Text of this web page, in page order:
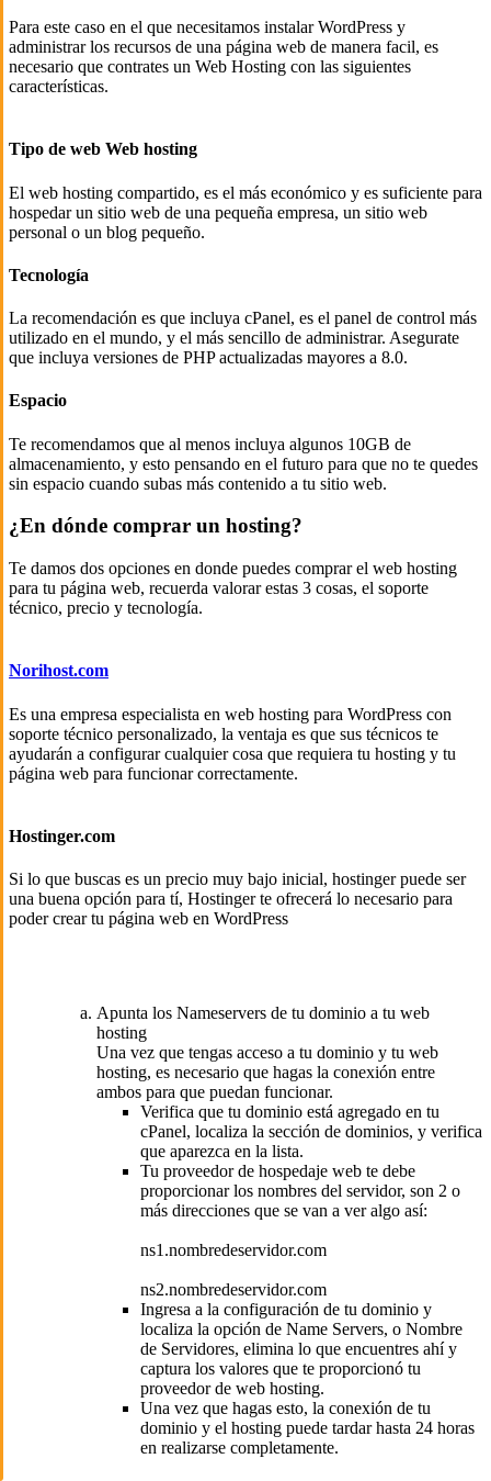
Para este caso en el que necesitamos instalar WordPress y
administrar los recursos de una página web de manera facil, es
necesario que contrates un Web Hosting con las siguientes
características.
Tipo de web Web hosting
El web hosting compartido, es el más económico y es suficiente para
hospedar un sitio web de una pequeña empresa, un sitio web
personal o un blog pequeño.
Tecnología
La recomendación es que incluya cPanel, es el panel de control más
utilizado en el mundo, y el más sencillo de administrar. Asegurate
que incluya versiones de PHP actualizadas mayores a 8.0.
Espacio
Te recomendamos que al menos incluya algunos 10GB de
almacenamiento, y esto pensando en el futuro para que no te quedes
sin espacio cuando subas más contenido a tu sitio web.
¿En dónde comprar un hosting?
Te damos dos opciones en donde puedes comprar el web hosting
para tu página web, recuerda valorar estas 3 cosas, el soporte
técnico, precio y tecnología.
Norihost.com
Es una empresa especialista en web hosting para WordPress con
soporte técnico personalizado, la ventaja es que sus técnicos te
ayudarán a configurar cualquier cosa que requiera tu hosting y tu
página web para funcionar correctamente.
Hostinger.com
Si lo que buscas es un precio muy bajo inicial, hostinger puede ser
una buena opción para tí, Hostinger te ofrecerá lo necesario para
poder crear tu página web en WordPress
Apunta los Nameservers de tu dominio a tu web
hosting
Una vez que tengas acceso a tu dominio y tu web
hosting, es necesario que hagas la conexión entre
ambos para que puedan funcionar.
Verifica que tu dominio está agregado en tu
cPanel, localiza la sección de dominios, y verifica
que aparezca en la lista.
Tu proveedor de hospedaje web te debe
proporcionar los nombres del servidor, son 2 o
más direcciones que se van a ver algo así:
ns1.nombredeservidor.com
ns2.nombredeservidor.com
Ingresa a la configuración de tu dominio y
localiza la opción de Name Servers, o Nombre
de Servidores, elimina lo que encuentres ahí y
captura los valores que te proporcionó tu
proveedor de web hosting.
Una vez que hagas esto, la conexión de tu
dominio y el hosting puede tardar hasta 24 horas
en realizarse completamente.